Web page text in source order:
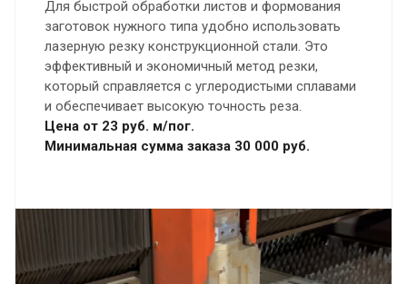
Для быстрой обработки листов и формования
заготовок нужного типа удобно использовать
лазерную резку конструкционной стали. Это
эффективный и экономичный метод резки,
который справляется с углеродистыми сплавами
и обеспечивает высокую точность реза.
Цена от 23 руб. м/пог.
Минимальная сумма заказа 30 000 руб.